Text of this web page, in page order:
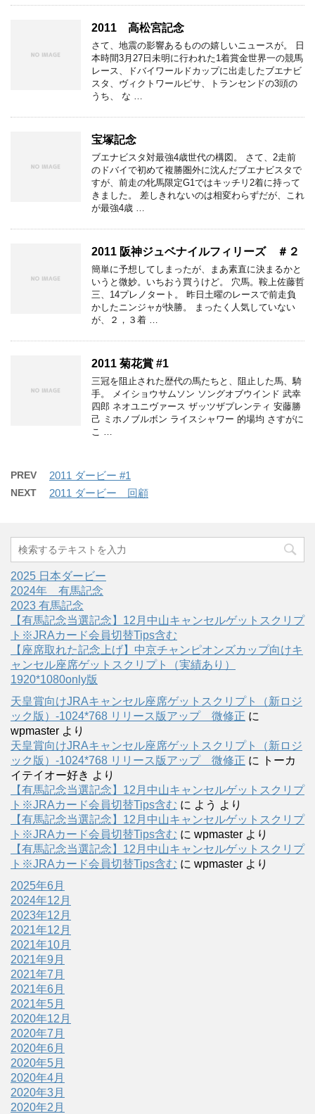
2011 高松宮記念
さて、地震の影響あるものの嬉しいニュースが。 日
本時間3月27日未明に行われた1着賞金世界一の競馬
レース、ドバイワールドカップに出走したブエナビ
スタ、ヴィクトワールピサ、トランセンドの3頭の
うち、 な …
宝塚記念
ブエナビスタ対最強4歳世代の構図。 さて、2走前
のドバイで初めて複勝圏外に沈んだブエナビスタで
すが、前走の牝馬限定G1ではキッチリ2着に持って
きました。 差しきれないのは相変わらずだが、これ
が最強4歳 …
2011 阪神ジュベナイルフィリーズ ＃２
簡単に予想してしまったが、まあ素直に決まるかと
いうと微妙。いちおう買うけど。 穴馬。鞍上佐藤哲
三、14プレノタート。 昨日土曜のレースで前走負
かしたニンジャが快勝。 まったく人気していない
が、２，３着 …
2011 菊花賞 #1
三冠を阻止された歴代の馬たちと、阻止した馬、騎
手。 メイショウサムソン ソングオブウインド 武幸
四郎 ネオユニヴァース ザッツザプレンティ 安藤勝
己 ミホノブルボン ライスシャワー 的場均 さすがに
こ …
PREV 2011 ダービー #1
NEXT 2011 ダービー 回顧
2025 日本ダービー
2024年 有馬記念
2023 有馬記念
【有馬記念当選記念】12月中山キャンセルゲットスクリプ
ト※JRAカード会員切替Tips含む
【座席取れた記念上げ】中京チャンピオンズカップ向けキ
ャンセル座席ゲットスクリプト（実績あり）
1920*1080only版
天皇賞向けJRAキャンセル座席ゲットスクリプト（新ロジ
ック版）-1024*768 リリース版アップ 微修正 に
wpmaster より
天皇賞向けJRAキャンセル座席ゲットスクリプト（新ロジ
ック版）-1024*768 リリース版アップ 微修正 に
トーカ
イテイオー好き より
【有馬記念当選記念】12月中山キャンセルゲットスクリプ
ト※JRAカード会員切替Tips含む に よう より
【有馬記念当選記念】12月中山キャンセルゲットスクリプ
ト※JRAカード会員切替Tips含む に wpmaster より
【有馬記念当選記念】12月中山キャンセルゲットスクリプ
ト※JRAカード会員切替Tips含む に wpmaster より
2025年6月
2024年12月
2023年12月
2021年12月
2021年10月
2021年9月
2021年7月
2021年6月
2021年5月
2020年12月
2020年7月
2020年6月
2020年5月
2020年4月
2020年3月
2020年2月